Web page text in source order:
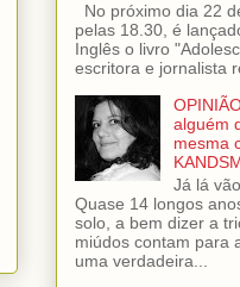
No próximo dia 22
pelas 18.30, é
Inglês o livro
escritora e jornalista
alguém
mesma
Já lá
Quase 14 longos
solo, a bem dizer a
miúdos contam para
uma verdadeira...